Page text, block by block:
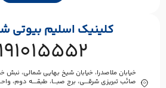
کلینیک اسلیم بیوتی
خیابان ملاصدرا، خیابان شیخ بهایی شمالی، نبش
صائب تبریزی شرقـــی، برج صبـــا، طبقــــه دوم، واحـــد